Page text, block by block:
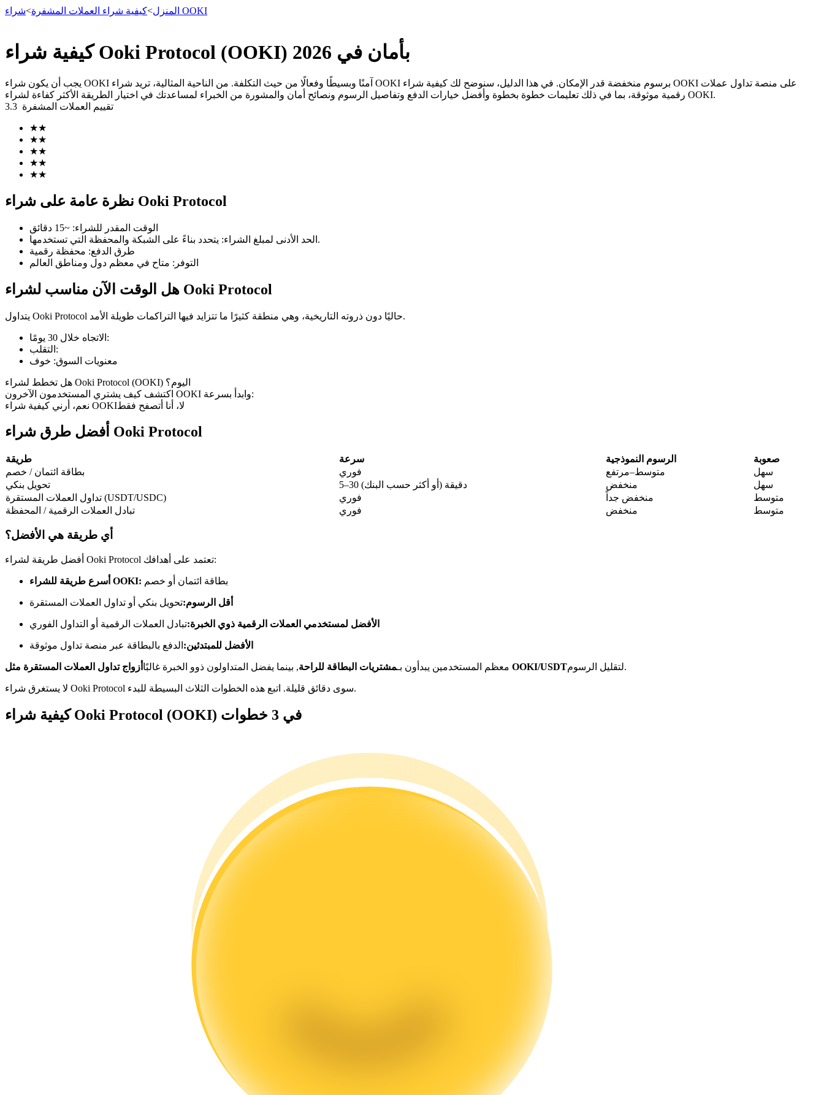
العقود الآجلة
العقود الآجلة لـ COIN-M
العقود الآجلة للعملات المشفرة
TradFi
مشتقات الأسهم والعملات الأجنبية والمعادن الثمينة والسلع
نسخ التداول
انضم إلى أفضل المتداولين
استمتع بتقاسم الأرباح وعمولات نسخ التداول
المنزل>كيفية شراء العملات المشفرة> شراء OOKI
كيفية شراء Ooki Protocol (OOKI) بأمان في 2026
يجب أن يكون شراء OOKI آمنًا وبسيطًا وفعالًا من حيث التكلفة. من الناحية المثالية، تريد شراء OOKI برسوم منخفضة قدر الإمكان. في هذا الدليل، سنوضح لك كيفية شراء OOKI على منصة تداول عملات
رقمية موثوقة، بما في ذلك تعليمات خطوة بخطوة وأفضل خيارات الدفع وتفاصيل الرسوم ونصائح أمان والمشورة من الخبراء لمساعدتك في اختيار الطريقة الأكثر كفاءة لشراء OOKI.
تقييم العملات المشفرة 3.3
★★
★★
★★
★★
★★
نظرة عامة على شراء Ooki Protocol
الوقت المقدر للشراء: ~15 دقائق
الحد الأدنى لمبلغ الشراء:
يتحدد بناءً على الشبكة والمحفظة التي تستخدمها.
طرق الدفع: محفظة رقمية
التوفر : متاح في معظم دول ومناطق العالم
هل الوقت الآن مناسب لشراء Ooki Protocol
يتداول Ooki Protocol حاليًا دون ذروته التاريخية، وهي منطقة كثيرًا ما تتزايد فيها التراكمات طويلة الأمد.
الاتجاه خلال 30 يومًا :
التقلب :
معنويات السوق: خوف
هل تخطط لشراء Ooki Protocol (OOKI) اليوم؟
اكتشف كيف يشتري المستخدمون الآخرون OOKI وابدأ بسرعة:
نعم، أرني كيفية شراء OOKIلا، أنا أتصفح فقط
أفضل طرق شراء Ooki Protocol
طريقة سرعة الرسوم النموذجية
صعوبة
بطاقة ائتمان / خصم
فوري متوسط–مرتفع
سهل
تحويل بنكي
5–30 دقيقة (أو أكثر حسب البنك) منخفض
سهل
تداول العملات المستقرة (USDT/USDC)
فوري منخفض جداً
متوسط
تبادل العملات الرقمية / المحفظة
فوري منخفض متوسط
أي طريقة هي الأفضل؟
أفضل طريقة لشراء Ooki Protocol تعتمد على أهدافك:
أسرع طريقة للشراء OOKI: بطاقة ائتمان أو خصم
أقل الرسوم:تحويل بنكي أو تداول العملات المستقرة
الأفضل لمستخدمي العملات الرقمية ذوي الخبرة:تبادل العملات الرقمية أو التداول الفوري
الأفضل للمبتدئين: الدفع بالبطاقة عبر منصة تداول موثوقة
معظم المستخدمين يبدأون بـمشتريات البطاقة للراحة, بينما يفضل المتداولون ذوو الخبرة غالبًا أزواج تداول العملات المستقرة مثل OOKI/USDT لتقليل الرسوم.
لا يستغرق شراء Ooki Protocol سوى دقائق قليلة. اتبع هذه الخطوات الثلاث البسيطة للبدء.
كيفية شراء Ooki Protocol (OOKI) في 3 خطوات